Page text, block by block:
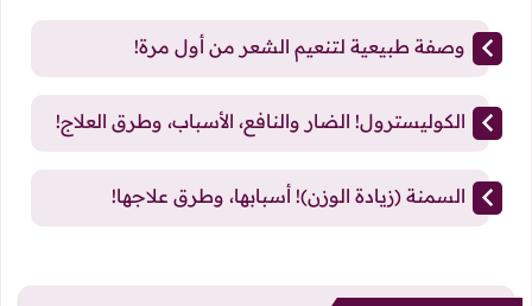
وصفة طبيعية لتنعيم الشعر من أول مرة!
الكوليسترول! الضار والنافع، الأسباب، وطرق العلاج!
السمنة (زيادة الوزن)! أسبابها، وطرق علاجها!